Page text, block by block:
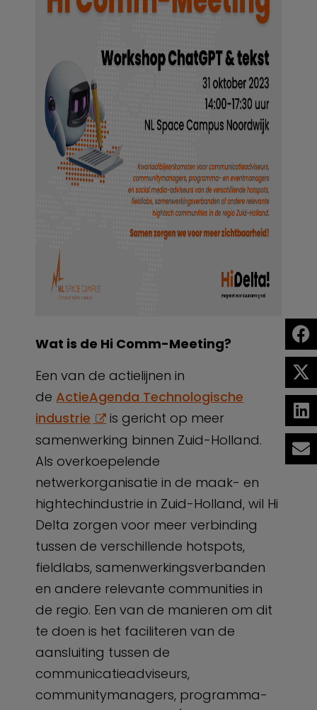
Wat is de Hi Comm-Meeting?
Een van de actielijnen in
deActieAgenda Technologische
industrie
is gericht op meer
samenwerking binnen Zuid-Holland.
Als overkoepelende
netwerkorganisatie in de maak- en
hightechindustrie in Zuid-Holland, wil Hi
Delta zorgen voor meer verbinding
tussen de verschillende hotspots,
fieldlabs, samenwerkingsverbanden
en andere relevante communities in
de regio. Een van de manieren om dit
te doen is het faciliteren van de
aansluiting tussen de
communicatieadviseurs,
communitymanagers, programma-